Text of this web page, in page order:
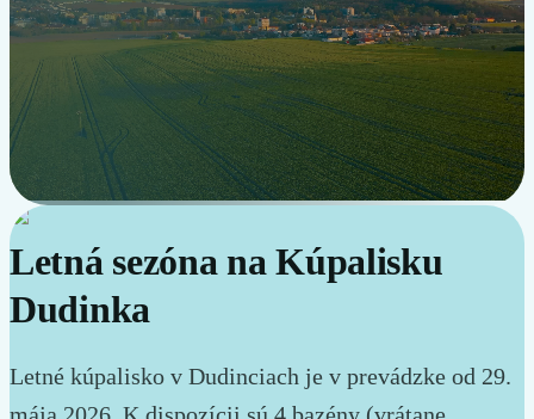
Letná sezóna na Kúpalisku
Dudinka
Letné kúpalisko v Dudinciach je v prevádzke od 29.
mája 2026. K dispozícii sú 4 bazény (vrátane